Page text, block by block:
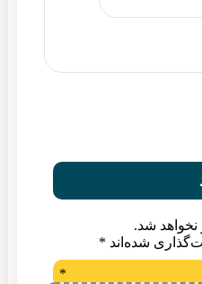
نخواهد شد.
شده‌اند *
*